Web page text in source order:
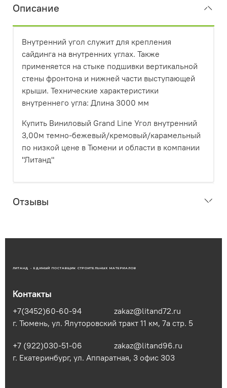
Описание
Внутренний угол служит для крепления
сайдинга на внутренних углах. Также
применяется на стыке подшивки вертикальной
стены фронтона и нижней части выступающей
крыши. Технические характеристики
внутреннего угла: Длина 3000 мм
Купить Виниловый Grand Line Угол внутренний
3,00м темно-бежевый/кремовый/карамельный
по низкой цене в Тюмени и области в компании
"Литанд"
Отзывы
ЛИТАНД - ЕДИНЫЙ ПОСТАВЩИК СТРОИТЕЛЬНЫХ МАТЕРИАЛОВ
Контакты
+7(3452)60-60-94
zakaz@litand72.ru
г. Тюмень, ул. Ялуторовский тракт 11 км, 7а стр. 5
+7 (922)030-51-06
zakaz@litand96.ru
г. Екатеринбург, ул. Аппаратная, 3​ офис 303